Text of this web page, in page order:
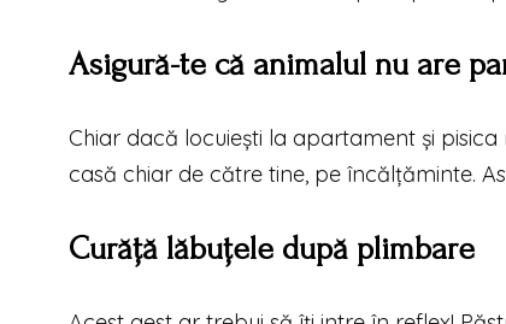
Asigură-te că animalul nu are
Chiar dacă locuiești la apartament și
casă chiar de către tine, pe încălțăminte.
Curăță lăbuțele după plimbare